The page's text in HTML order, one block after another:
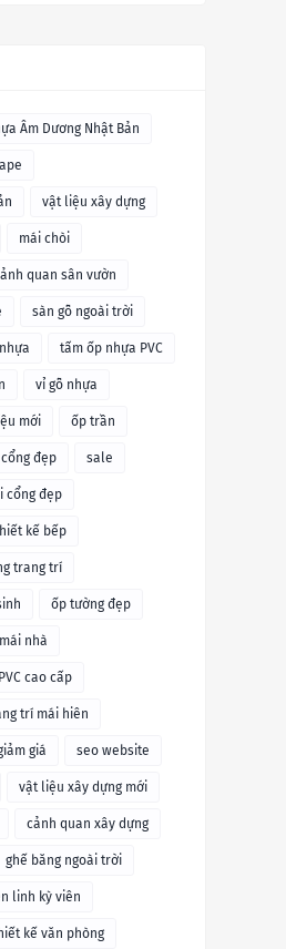
Âm Dương Nhật Bản
vật liệu xây dựng
mái chòi
quan sân vườn
sàn gỗ ngoài trời
tấm ốp nhựa PVC
vỉ gỗ nhựa
mới ốp trần
cổng đẹp sale
cổng đẹp
kế bếp
trang trí
ốp tường đẹp
mái nhà
cao cấp
trí mái hiên
giá seo website
vật liệu xây dựng mới
cảnh quan xây dựng
ghế băng ngoài trời
linh kỳ viên
kế văn phòng